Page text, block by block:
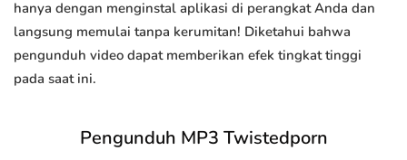
hanya dengan menginstal aplikasi di perangkat Anda dan
langsung memulai tanpa kerumitan! Diketahui bahwa
pengunduh video dapat memberikan efek tingkat tinggi
pada saat ini.
Pengunduh MP3 Twistedporn